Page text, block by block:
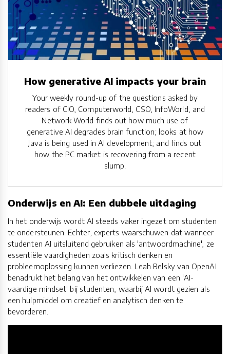
How generative AI impacts your brain
Your weekly round-up of the questions asked by
readers of CIO, Computerworld, CSO, InfoWorld, and
Network World finds out how much use of
generative AI degrades brain function; looks at how
Java is being used in AI development; and finds out
how the PC market is recovering from a recent
slump.
Onderwijs en AI: Een dubbele uitdaging
In het onderwijs wordt AI steeds vaker ingezet om studenten
te ondersteunen. Echter, experts waarschuwen dat wanneer
studenten AI uitsluitend gebruiken als 'antwoordmachine', ze
essentiële vaardigheden zoals kritisch denken en
probleemoplossing kunnen verliezen. Leah Belsky van OpenAI
benadrukt het belang van het ontwikkelen van een 'AI-
vaardige mindset' bij studenten, waarbij AI wordt gezien als
een hulpmiddel om creatief en analytisch denken te
bevorderen.